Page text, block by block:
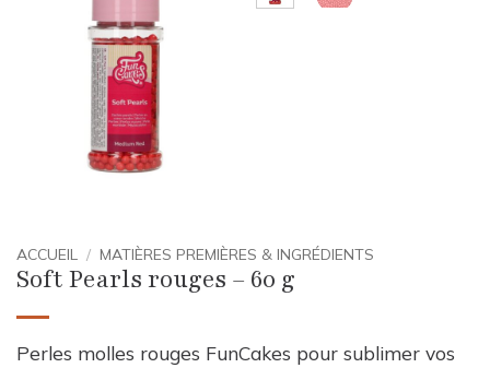
ACCUEIL / MATIÈRES PREMIÈRES & INGRÉDIENTS
Soft Pearls rouges – 60 g
Perles molles rouges FunCakes pour sublimer vos